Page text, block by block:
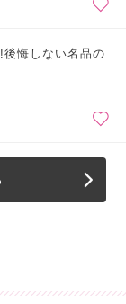
悔しない名品の